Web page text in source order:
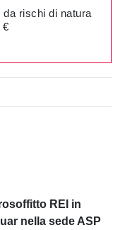
rischi di natura
€
REI in
nella sede ASP